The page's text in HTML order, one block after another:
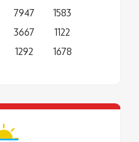
7947
3667
1292
1583
1122
1678